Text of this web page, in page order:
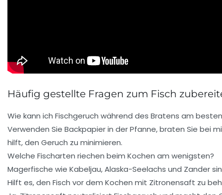
Häufig gestellte Fragen zum Fisch
Wie kann ich Fischgeruch während des Bratens am
Verwenden Sie Backpapier in der Pfanne, braten Sie bei
hilft, den Geruch zu minimieren.
Welche Fischarten riechen beim Kochen am wenigsten?
Magerfische wie Kabeljau, Alaska-Seelachs und Zander
Hilft es, den Fisch vor dem Kochen mit Zitronensaft zu